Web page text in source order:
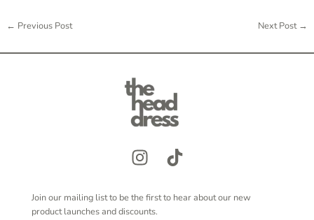
← Previous Post Next Post →
Join our mailing list to be the first to hear about our new
product launches and discounts.